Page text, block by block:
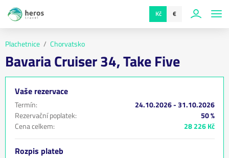
Kč €
Plachetnice Chorvatsko
Bavaria Cruiser 34, Take Five
Vaše rezervace
Termín:
24.10.2026 - 31.10.2026
Rezervační poplatek:
50 %
Cena celkem:
28 226 Kč
Rozpis plateb